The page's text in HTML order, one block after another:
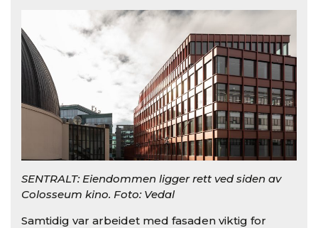
SENTRALT: Eiendommen ligger rett ved siden av
Colosseum kino. Foto: Vedal
Samtidig var arbeidet med fasaden viktig for